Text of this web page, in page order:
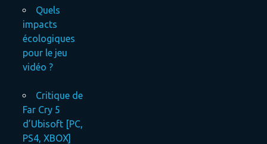
Quels
impacts
écologiques
pour le jeu
vidéo ?
Critique de
Far Cry 5
d’Ubisoft [PC,
PS4, XBOX]